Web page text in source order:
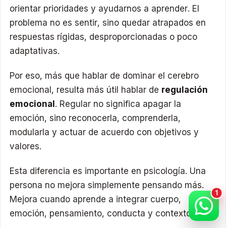
orientar prioridades y ayudarnos a aprender. El
problema no es sentir, sino quedar atrapados en
respuestas rígidas, desproporcionadas o poco
adaptativas.
Por eso, más que hablar de dominar el cerebro
emocional, resulta más útil hablar de regulación
emocional. Regular no significa apagar la
emoción, sino reconocerla, comprenderla,
modularla y actuar de acuerdo con objetivos y
valores.
Esta diferencia es importante en psicología. Una
persona no mejora simplemente pensando más.
Mejora cuando aprende a integrar cuerpo,
emoción, pensamiento, conducta y contexto.